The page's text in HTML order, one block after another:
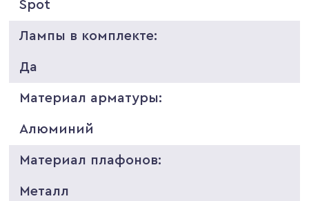
Spot
Лампы в комплекте:
Да
Материал арматуры:
Алюминий
Материал плафонов:
Металл